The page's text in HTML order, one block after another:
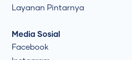
Layanan Pintarnya
Media Sosial
Facebook